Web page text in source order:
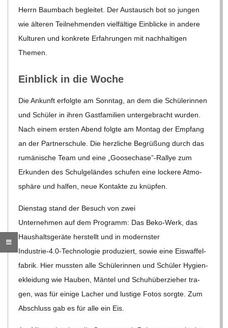
G
O
L
D
S
C
H
M
I
D
T
Herrn Baum­bach beglei­tet. Der Aus­tausch bot so jun­gen
wie älte­ren Teil­neh­men­den viel­fäl­tige Ein­bli­cke in andere
Kul­tu­ren und kon­krete Erfah­run­gen mit nach­hal­ti­gen
Themen.
Ein­blick in die Woche
Die Ankunft erfolgte am Sonn­tag, an dem die Schü­le­rin­nen
und Schü­ler in ihren Gast­fa­mi­lien unter­ge­bracht wur­den.
Nach einem ers­ten Abend folgte am Mon­tag der Emp­fang
an der Part­ner­schule. Die herz­li­che Begrü­ßung durch das
rumä­ni­sche Team und eine „Goosechase”-Rallye zum
Erkun­den des Schul­ge­län­des schu­fen eine lockere Atmo­
sphäre und hal­fen, neue Kon­takte zu knüpfen.
Diens­tag stand der Besuch von zwei
Unter­neh­men auf dem Pro­gramm: Das Beko-Werk, das
Haus­halts­ge­räte her­stellt und in moderns­ter
Industrie‑4.0‑Technologie pro­du­ziert, sowie eine Eis­waf­fel­
fa­brik. Hier muss­ten alle Schü­le­rin­nen und Schü­ler Hygie­n­
e­klei­dung wie Hau­ben, Män­tel und Schu­h­über­zie­her tra­
gen, was für einige Lacher und lus­tige Fotos sorgte. Zum
Abschluss gab es für alle ein Eis.